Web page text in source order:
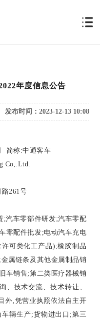
年度信息公告
发布时间：2023-12-13 10:08
简称:中通客车
Co,.Ltd.
261号
;汽车零部件研发;汽车零配
零配件批发;电动汽车充电
可类化工产品);橡胶制品
属链条及其他金属制品销
车销售;第二类医疗器械销
、技术交流、技术转让、
外,凭营业执照依法自主开
辆生产;货物进出口;第三